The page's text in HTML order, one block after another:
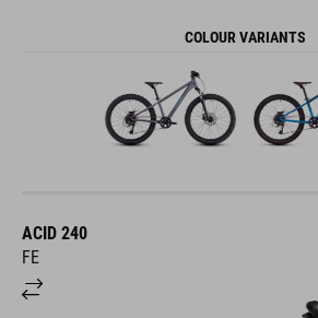
COLOUR VARIANTS
ACID 240
FE